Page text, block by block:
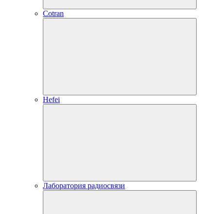
Cotran
Hefei
Лаборатория радиосвязи